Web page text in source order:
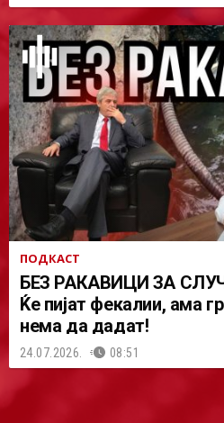
ПОДКАСТ
БЕЗ РАКАВИЦИ ЗА
Ќе пијат фекалии, ама
нема да дадат!
24.07.2026. 08:51